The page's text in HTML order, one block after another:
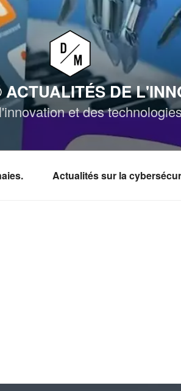
DE
et des
Actualités sur la